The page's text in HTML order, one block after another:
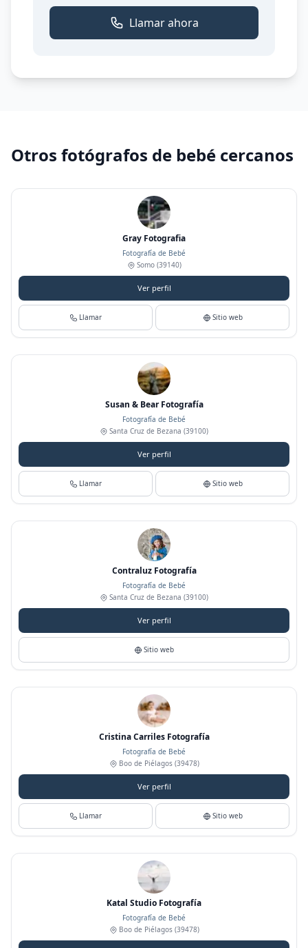
Llamar ahora
Otros fotógrafos de bebé cercanos
Gray Fotografia
Fotografía de Bebé
Somo(39140)
Ver perfil
Llamar Sitio web
Susan & Bear Fotografía
Fotografía de Bebé
Santa Cruz de Bezana (39100)
Ver perfil
Llamar Sitio web
Contraluz Fotografía
Fotografía de Bebé
Santa Cruz de Bezana (39100)
Ver perfil
Sitio web
Cristina Carriles Fotografía
Fotografía de Bebé
Boo de Piélagos(39478)
Ver perfil
Llamar Sitio web
Katal Studio Fotografía
Fotografía de Bebé
Boo de Piélagos(39478)